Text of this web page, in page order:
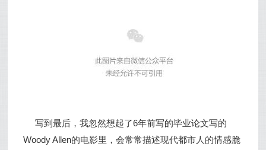
写到最后，我忽然想起了6年前写的毕业论文写的
Woody Allen的电影里，会常常描述现代都市人的情感脆